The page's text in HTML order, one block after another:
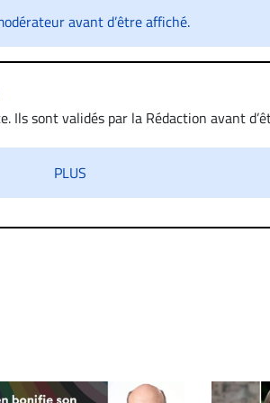
avant d’être affiché.
sont validés par la Rédaction avant
sera retiré sur le champ. Vous pouvez
les mêmes conditions de validation,
PLUS